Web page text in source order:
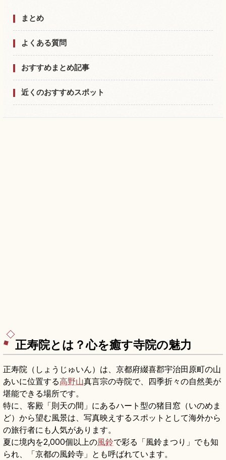
まとめ
よくある質問
おすすめまとめ記事
近くのおすすめスポット
正寿院とは？心を癒す寺院の魅力
正寿院（しょうじゅいん）は、京都府綴喜郡宇治田原町の山
あいに位置する高野山真言宗の寺院で、四季折々の自然美が
堪能できる場所です。
特に、客殿「則天の間」にあるハート型の猪目窓（いのめま
ど）から望む風景は、写真映えするスポットとして海外から
の旅行者にも人気があります。
夏に境内を2,000個以上の風鈴で彩る「風鈴まつり」でも知
られ、「京都の風鈴寺」とも呼ばれています。